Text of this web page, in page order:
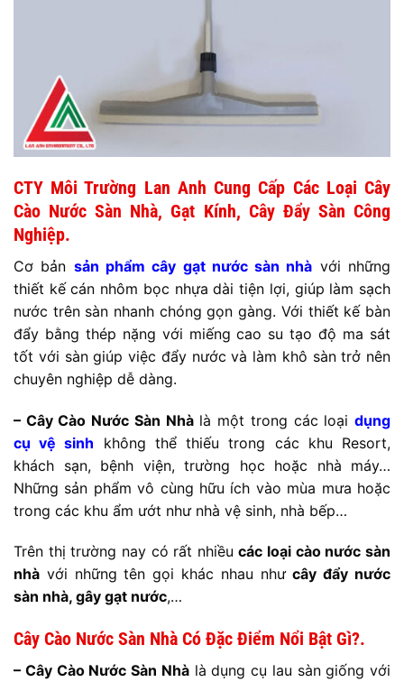
CTY Môi Trường Lan Anh Cung Cấp Các Loại Cây
Cào Nước Sàn Nhà, Gạt Kính, Cây Đẩy Sàn Công
Nghiệp.
Cơ bản sản phẩm cây gạt nước sàn nhà với những
thiết kế cán nhôm bọc nhựa dài tiện lợi, giúp làm sạch
nước trên sàn nhanh chóng gọn gàng. Với thiết kế bàn
đẩy bằng thép nặng với miếng cao su tạo độ ma sát
tốt với sàn giúp việc đẩy nước và làm khô sàn trở nên
chuyên nghiệp dễ dàng.
– Cây Cào Nước Sàn Nhàlà một trong các loạidụng
cụ vệ sinh không thể thiếu trong các khu Resort,
khách sạn, bệnh viện, trường học hoặc nhà máy…
Những sản phẩm vô cùng hữu ích vào mùa mưa hoặc
trong các khu ẩm ướt như nhà vệ sinh, nhà bếp…
Trên thị trường nay có rất nhiềucác loại cào nước sàn
nhà với những tên gọi khác nhau nhưcây đẩy nước
sàn nhà, gây gạt nước,…
Cây Cào Nước Sàn Nhà Có Đặc Điểm Nổi Bật Gì?.
– Cây Cào Nước Sàn Nhàlà dụng cụ lau sàn giống với